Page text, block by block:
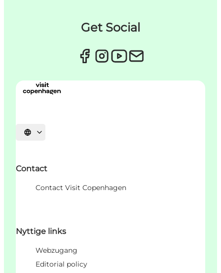
Get Social
Sprache auswählen
Contact
Contact Visit Copenhagen
Nyttige links
Webzugang
Editorial policy